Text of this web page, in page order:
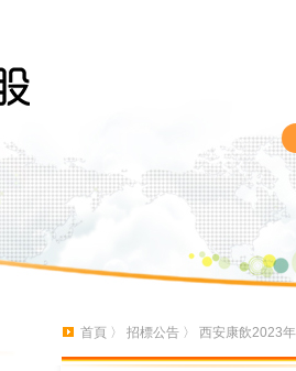
首頁 〉 招標公告 〉 西安康飲2023